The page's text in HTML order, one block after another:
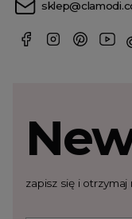
zapisz się i